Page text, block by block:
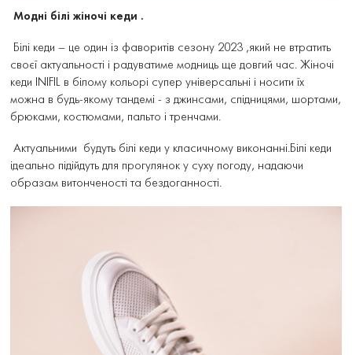
Модні білі жіночі кеди .
Білі кеди – це один із фаворитів сезону 2023 ,який не втратить
своєї актуальності і радуватиме модниць ще довгий час. Жіночі
кеди INIFIL в білому кольорі супер універсальні і носити їх
можна в будь-якому тандемі - з джинсами, спідницями, шортами,
брюками, костюмами, пальто і тренчами.
Актуальними будуть білі кеди у класичному виконанні.Білі кеди
ідеально підійдуть для прогулянок у суху погоду, надаючи
образам витонченості та бездоганності.